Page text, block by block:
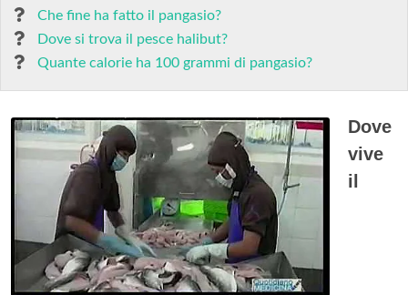
Che fine ha fatto il pangasio?
Dove si trova il pesce halibut?
Quante calorie ha 100 grammi di pangasio?
Dove
vive
il